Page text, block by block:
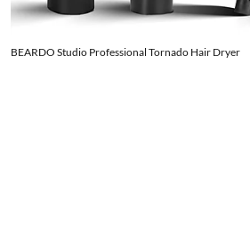
BEARDO Studio Professional Tornado Hair Dryer